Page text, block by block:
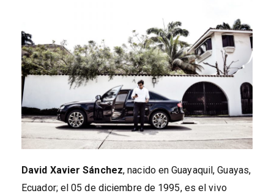
David Xavier Sánchez, nacido en Guayaquil, Guayas,
Ecuador; el 05 de diciembre de 1995, es el vivo